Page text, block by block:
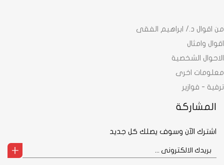
من اقوال د./ ابراهيم الفقى
اقوال وامثال
الاحوال الشخصية
معلومات اخرى
ترفية - فوازير
المشاركة
اشترك الآن وسوف يصلك كل جديد